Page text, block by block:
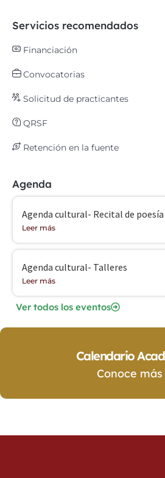
Servicios recomendados
Financiación
Convocatorias
Solicitud de practicantes
QRSF
Retención en la fuente
Agenda
Agenda cultural- Recital de poesía
Leer más
Agenda cultural- Talleres
Leer más
Ver todos los eventos
Calendario
Conoce más